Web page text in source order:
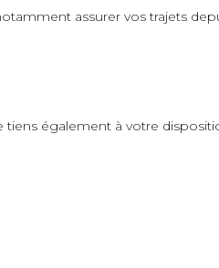
assurer vos trajets
également à votre